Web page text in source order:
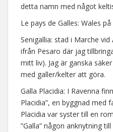
detta namn med något
Le pays de Galles: Wales
Senigallia: stad i Marche
ifrån Pesaro där jag
mitt liv). Jag är ganska
med galler/kelter att göra.
Galla Placidia: I Ravenna
Placidia”, en byggnad med
Placidia var syster till en
”Galla” någon anknytning